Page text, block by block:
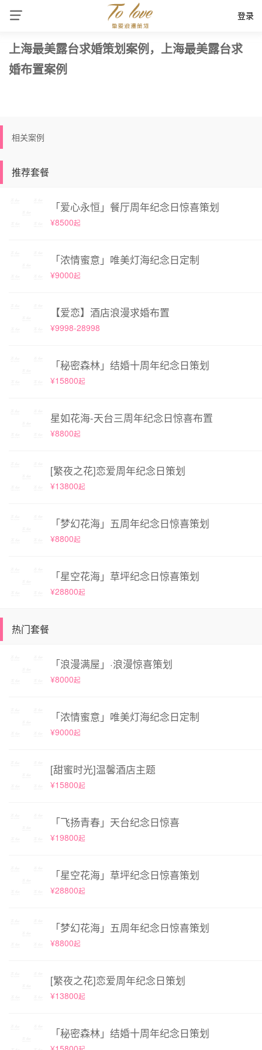
登录
上海最美露台求婚策划案例，上海最美露台求
婚布置案例
相关案例
推荐套餐
「爱心永恒」餐厅周年纪念日惊喜策划
¥8500起
「浓情蜜意」唯美灯海纪念日定制
¥9000起
【爱恋】酒店浪漫求婚布置
¥9998-28998
「秘密森林」结婚十周年纪念日策划
¥15800起
星如花海-天台三周年纪念日惊喜布置
¥8800起
[繁夜之花]恋爱周年纪念日策划
¥13800起
「梦幻花海」五周年纪念日惊喜策划
¥8800起
「星空花海」草坪纪念日惊喜策划
¥28800起
热门套餐
「浪漫满屋」·浪漫惊喜策划
¥8000起
「浓情蜜意」唯美灯海纪念日定制
¥9000起
[甜蜜时光]温馨酒店主题
¥15800起
「飞扬青春」天台纪念日惊喜
¥19800起
「星空花海」草坪纪念日惊喜策划
¥28800起
「梦幻花海」五周年纪念日惊喜策划
¥8800起
[繁夜之花]恋爱周年纪念日策划
¥13800起
「秘密森林」结婚十周年纪念日策划